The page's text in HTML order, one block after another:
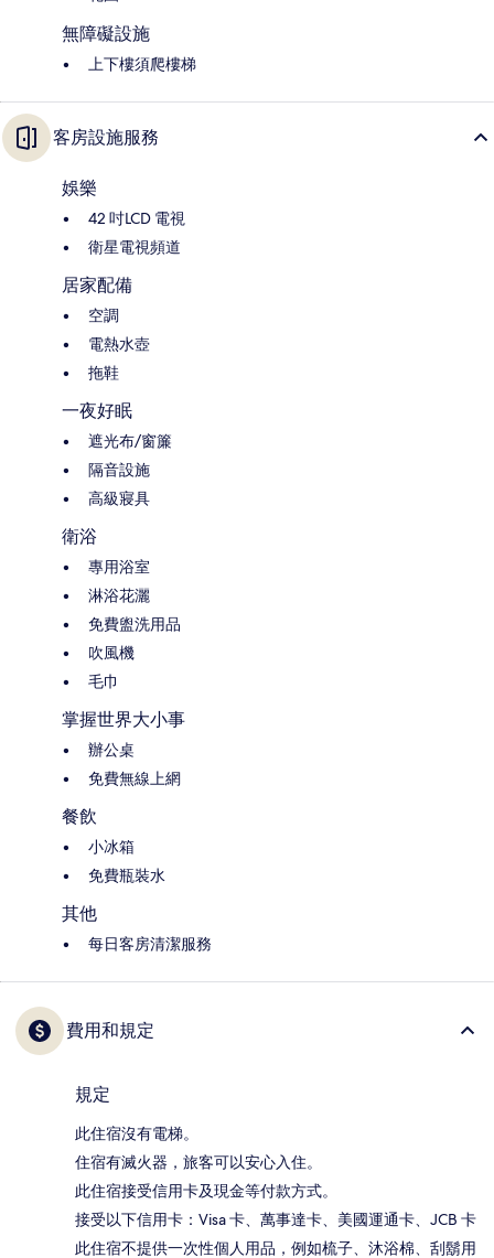
無障礙設施
上下樓須爬樓梯
客房設施服務
娛樂
42 吋LCD 電視
衛星電視頻道
居家配備
空調
電熱水壺
拖鞋
一夜好眠
遮光布/窗簾
隔音設施
高級寢具
衛浴
專用浴室
淋浴花灑
免費盥洗用品
吹風機
毛巾
掌握世界大小事
辦公桌
免費無線上網
餐飲
小冰箱
免費瓶裝水
其他
每日客房清潔服務
費用和規定
規定
此住宿沒有電梯。
住宿有滅火器，旅客可以安心入住。
此住宿接受信用卡及現金等付款方式。
接受以下信用卡：Visa 卡、萬事達卡、美國運通卡、JCB 卡
此住宿不提供一次性個人用品，例如梳子、沐浴棉、刮鬍用